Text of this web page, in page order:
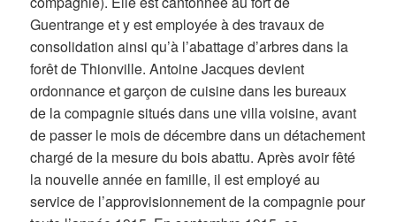
Guentrange et y est employée à des travaux de
consolidation ainsi qu’à l’abattage d’arbres dans la
forêt de Thionville. Antoine Jacques devient
ordonnance et garçon de cuisine dans les bureaux
de la compagnie situés dans une villa voisine, avant
de passer le mois de décembre dans un détachement
chargé de la mesure du bois abattu. Après avoir fêté
la nouvelle année en famille, il est employé au
service de l’approvisionnement de la compagnie pour